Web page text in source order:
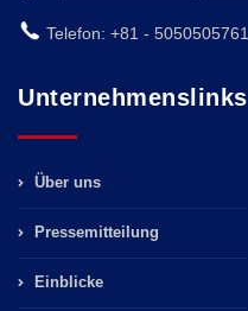
Telefon: +81 - 5050505761
Unternehmenslinks
Über uns
Pressemitteilung
Einblicke